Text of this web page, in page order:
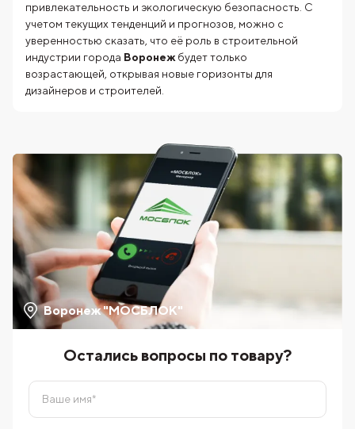
привлекательность и экологическую безопасность. С
учетом текущих тенденций и прогнозов, можно с
уверенностью сказать, что её роль в строительной
индустрии города Воронеж будет только
возрастающей, открывая новые горизонты для
дизайнеров и строителей.
Воронеж "МОСБЛОК"
Остались вопросы по товару?